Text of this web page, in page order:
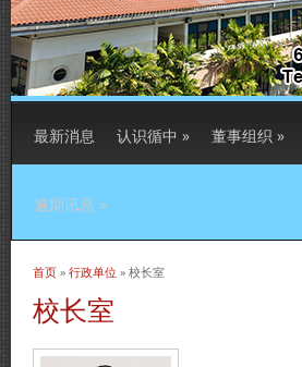
最新消息 认识循中 » 董事组织 »
逾期讯息 »
当前位置
首页 » 行政单位 » 校长室
校长室